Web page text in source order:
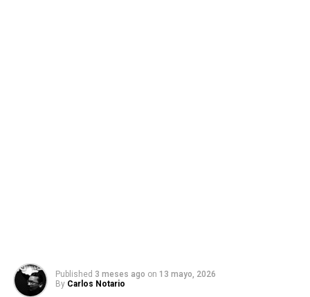
Published 3 meses ago on 13 mayo, 2026
By Carlos Notario